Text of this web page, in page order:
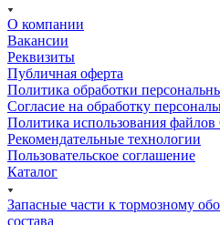
О компании
Вакансии
Реквизиты
Публичная оферта
Политика обработки
Cогласие на обработку
Политика использования файлов
Рекомендательные технологии
Пользовательское соглашение
Каталог
Запасные части к тормозному
состава